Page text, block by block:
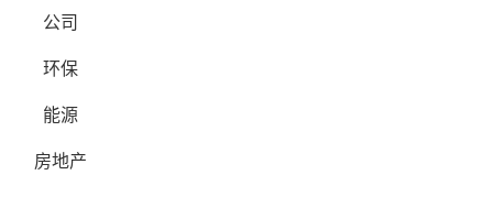
公司
环保
能源
房地产